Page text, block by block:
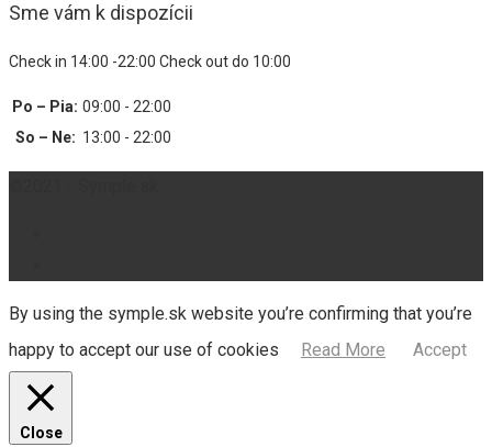
Sme vám k dispozícii
Check in 14:00 -22:00 Check out do 10:00
Po – Pia: 09:00 - 22:00
So – Ne: 13:00 - 22:00
By using the symple.sk website you’re confirming that you’re
happy to accept our use of cookies
Read More Accept
Close